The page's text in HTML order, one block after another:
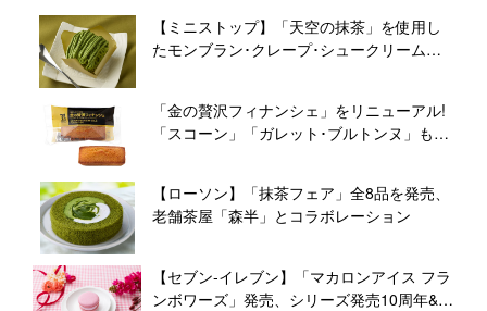
【ミニストップ】「天空の抹茶」を使用し
たモンブラン･クレープ･シュークリームの3
「金の贅沢フィナンシェ」をリニューアル!
「スコーン」「ガレット･ブルトンヌ」も同
【ローソン】「抹茶フェア」全8品を発売、
老舗茶屋「森半」とコラボレーション
【セブン‐イレブン】「マカロンアイス フラ
ンボワーズ」発売、シリーズ発売10周年&通